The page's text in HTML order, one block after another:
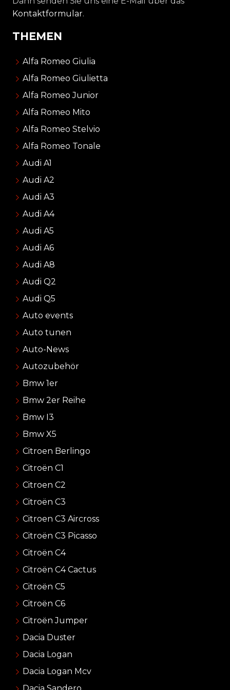
Kontaktformular.
THEMEN
Alfa Romeo Giulia
Alfa Romeo Giulietta
Alfa Romeo Junior
Alfa Romeo Mito
Alfa Romeo Stelvio
Alfa Romeo Tonale
Audi A1
Audi A2
Audi A3
Audi A4
Audi A5
Audi A6
Audi A8
Audi Q2
Audi Q5
Auto events
Auto tunen
Auto-News
Autozubehör
Bmw 1er
Bmw 2er Reihe
Bmw I3
Bmw X5
Citroen Berlingo
Citroën C1
Citroen C2
Citroën C3
Citroen C3 Aircross
Citroën C3 Picasso
Citroën C4
Citroën C4 Cactus
Citroën C5
Citroën C6
Citroën Jumper
Dacia Duster
Dacia Logan
Dacia Logan Mcv